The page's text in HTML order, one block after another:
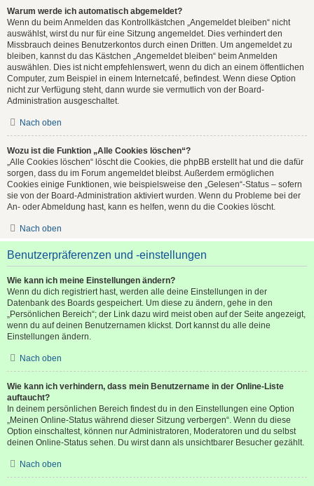
Warum werde ich automatisch abgemeldet?
Wenn du beim Anmelden das Kontrollkästchen „Angemeldet bleiben“ nicht
auswählst, wirst du nur für eine Sitzung angemeldet. Dies verhindert den
Missbrauch deines Benutzerkontos durch einen Dritten. Um angemeldet zu
bleiben, kannst du das Kästchen „Angemeldet bleiben“ beim Anmelden
auswählen. Dies ist nicht empfehlenswert, wenn du dich an einem öffentlichen
Computer, zum Beispiel in einem Internetcafé, befindest. Wenn diese Option
nicht zur Verfügung steht, dann wurde sie vermutlich von der Board-
Administration ausgeschaltet.
Nach oben
Wozu ist die Funktion „Alle Cookies löschen“?
„Alle Cookies löschen“ löscht die Cookies, die phpBB erstellt hat und die dafür
sorgen, dass du im Forum angemeldet bleibst. Außerdem ermöglichen
Cookies einige Funktionen, wie beispielsweise den „Gelesen“-Status – sofern
sie von der Board-Administration aktiviert wurden. Wenn du Probleme bei der
An- oder Abmeldung hast, kann es helfen, wenn du die Cookies löscht.
Nach oben
Benutzerpräferenzen und -einstellungen
Wie kann ich meine Einstellungen ändern?
Wenn du dich registriert hast, werden alle deine Einstellungen in der
Datenbank des Boards gespeichert. Um diese zu ändern, gehe in den
„Persönlichen Bereich“; der Link dazu wird meist oben auf der Seite angezeigt,
wenn du auf deinen Benutzernamen klickst. Dort kannst du alle deine
Einstellungen ändern.
Nach oben
Wie kann ich verhindern, dass mein Benutzername in der Online-Liste
auftaucht?
In deinem persönlichen Bereich findest du in den Einstellungen eine Option
„Meinen Online-Status während dieser Sitzung verbergen“. Wenn du diese
Option einschaltest, können nur Administratoren, Moderatoren und du selbst
deinen Online-Status sehen. Du wirst dann als unsichtbarer Besucher gezählt.
Nach oben